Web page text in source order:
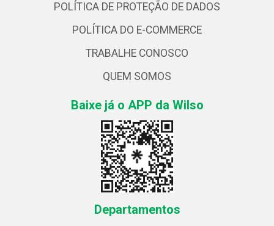
POLÍTICA DE PROTEÇÃO DE DADOS
POLÍTICA DO E-COMMERCE
TRABALHE CONOSCO
QUEM SOMOS
Baixe já o APP da Wilso
Departamentos